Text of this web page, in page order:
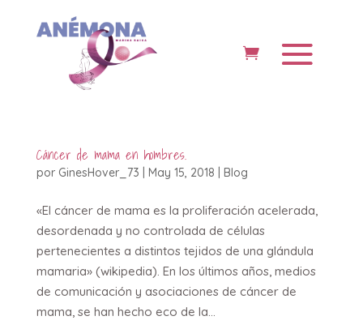
Cáncer de mama en hombres.
por GinesHover_73 May 15, 2018 Blog
«El cáncer de mama es la proliferación acelerada,
desordenada y no controlada de células
pertenecientes a distintos tejidos de una glándula
mamaria» (wikipedia). En los últimos años, medios
de comunicación y asociaciones de cáncer de
mama, se han hecho eco de la...